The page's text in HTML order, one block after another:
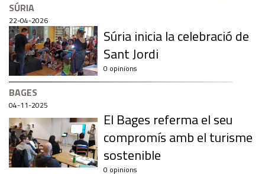
SÚRIA
22-04-2026
Súria inicia la celebració de
Sant Jordi
0 opinions
BAGES
04-11-2025
El Bages referma el seu
compromís amb el turisme
sostenible
0 opinions